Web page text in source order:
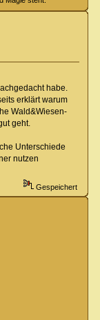
habe.
erklärt warum
Wald&Wiesen-
geht.
Unterschiede
nutzen
Gespeichert